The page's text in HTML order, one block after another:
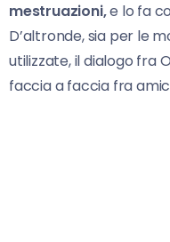
mestruazioni,e lo fa
D’altronde, sia per le
utilizzate, il dialogo fra
faccia a faccia fra